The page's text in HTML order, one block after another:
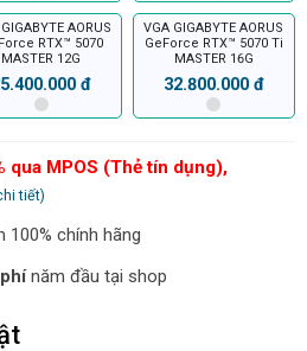
AORUS
RTX™ 5070
MASTER 12G
đ
VGA GIGABYTE AORUS
GeForce RTX™ 5070 Ti
MASTER 16G
32.800.000 đ
qua MPOS (Thẻ tín dụng),
tiết)
100% chính hãng
năm đầu tại shop